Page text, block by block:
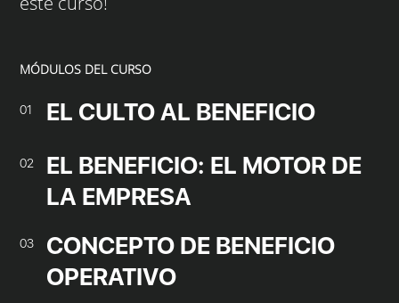
MÓDULOS DEL CURSO
01 EL CULTO AL BENEFICIO
02
EL BENEFICIO: EL MOTOR DE
LA EMPRESA
03
CONCEPTO DE BENEFICIO
OPERATIVO